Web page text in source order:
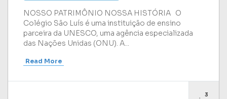
NOSSO PATRIMÔNIO NOSSA HISTÓRIA O
Colégio São Luís é uma instituição de ensino
parceira da UNESCO, uma agência especializada
das Nações Unidas (ONU). A...
Read More
3